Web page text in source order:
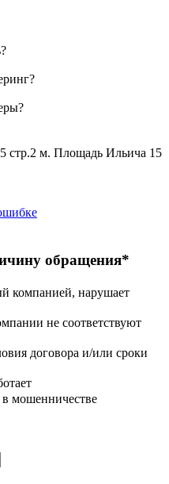
стр.2 м. Площадь Ильича 15
обращения*
компанией, нарушает
не соответствуют
договора и/или сроки
мошенничестве